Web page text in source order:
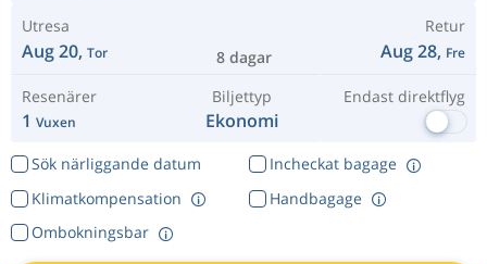
Utresa
Aug 20, Tor 8 dagar
Retur
Aug 28, Fre
Resenärer
1 Vuxen
Biljettyp
Ekonomi
Endast direktflyg
Sök närliggande datum
Incheckat bagage
Klimatkompensation
Ombokningsbar
Handbagage